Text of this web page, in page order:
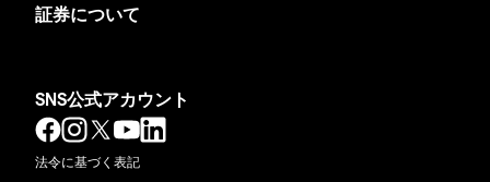
証券について
SNS公式アカウント
法令に基づく表記